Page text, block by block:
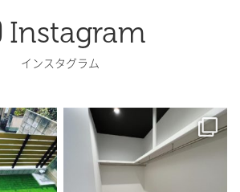
Instagram
インスタグラム